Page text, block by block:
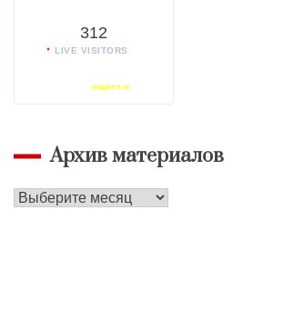
312
LIVE VISITORS
Архив материалов
Архив